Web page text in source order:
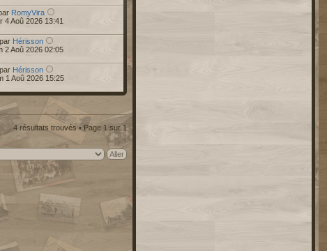
RomyVira
4 Aoû 2026 13:41
par Hérisson
2 Aoû 2026 02:05
par Hérisson
1 Aoû 2026 15:25
4 résultats trouvés • Page 1 sur1